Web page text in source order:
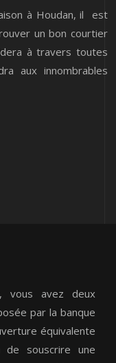
à Houdan, il est
un bon courtier
à travers toutes
aux innombrables
vous avez deux
par la banque
équivalente
de souscrire une